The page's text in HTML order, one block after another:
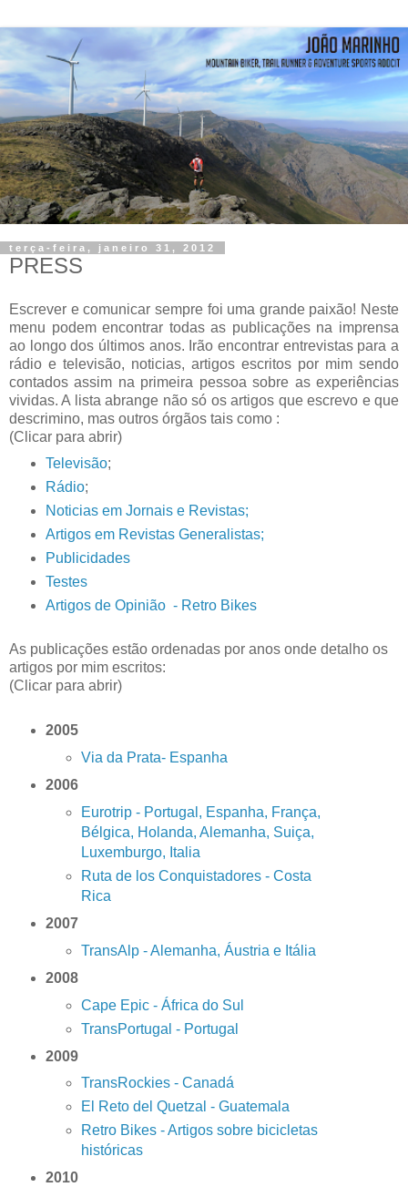
terça-feira, janeiro 31, 2012
PRESS
Escrever e comunicar sempre foi uma grande paixão! Neste
menu podem encontrar todas as publicações na imprensa
ao longo dos últimos anos. Irão encontrar entrevistas para a
rádio e televisão, noticias, artigos escritos por mim sendo
contados assim na primeira pessoa sobre as experiências
vividas. A lista abrange não só os artigos que escrevo e que
descrimino, mas outros órgãos tais como :
(Clicar para abrir)
Televisão;
Rádio;
Noticias em Jornais e Revistas;
Artigos em Revistas Generalistas;
Publicidades
Testes
Artigos de Opinião - Retro Bikes
As publicações estão ordenadas por anos onde detalho os
artigos por mim escritos:
(Clicar para abrir)
2005
Via da Prata- Espanha
2006
Eurotrip - Portugal, Espanha, França,
Bélgica, Holanda, Alemanha, Suiça,
Luxemburgo, Italia
Ruta de los Conquistadores - Costa
Rica
2007
TransAlp - Alemanha, Áustria e Itália
2008
Cape Epic - África do Sul
TransPortugal - Portugal
2009
TransRockies - Canadá
El Reto del Quetzal - Guatemala
Retro Bikes - Artigos sobre bicicletas
históricas
2010